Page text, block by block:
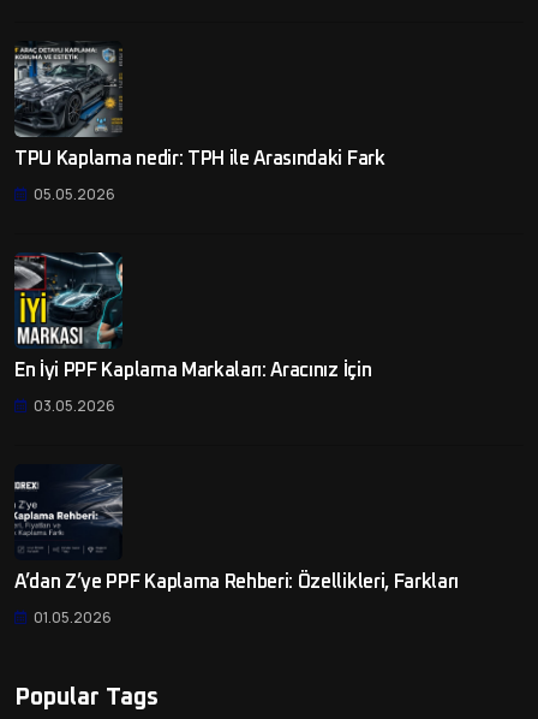
TPU Kaplama nedir: TPH ile Arasındaki Fark
05.05.2026
En İyi PPF Kaplama Markaları: Aracınız İçin
03.05.2026
A’dan Z’ye PPF Kaplama Rehberi: Özellikleri, Farkları
01.05.2026
Popular Tags